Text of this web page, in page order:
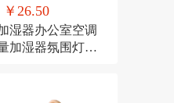
￥26.50
湿器办公室空调
加湿器氛围灯